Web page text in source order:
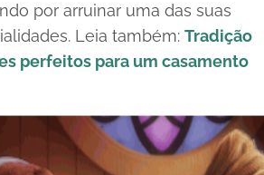
por arruinar uma das suas
Leia também: Tradição
perfeitos para um casamento